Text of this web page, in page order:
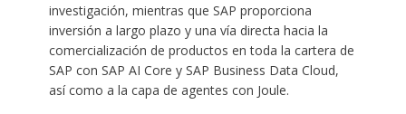
investigación, mientras que SAP proporciona
inversión a largo plazo y una vía directa hacia la
comercialización de productos en toda la cartera de
SAP con SAP AI Core y SAP Business Data Cloud,
así como a la capa de agentes con Joule.